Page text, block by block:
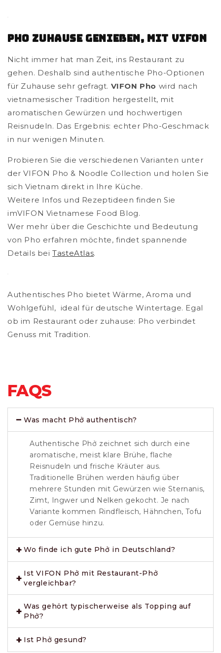
Pho Zuhause Genießen, Mit VIFON
Nicht immer hat man Zeit, ins Restaurant zu
gehen. Deshalb sind authentische Pho-Optionen
für Zuhause sehr gefragt. VIFON Pho wird nach
vietnamesischer Tradition hergestellt, mit
aromatischen Gewürzen und hochwertigen
Reisnudeln. Das Ergebnis: echter Pho-Geschmack
in nur wenigen Minuten.
Probieren Sie die verschiedenen Varianten unter
der VIFON Pho & Noodle Collection und holen Sie
sich Vietnam direkt in Ihre Küche.
Weitere Infos und Rezeptideen finden Sie
imVIFON Vietnamese Food Blog.
Wer mehr über die Geschichte und Bedeutung
von Pho erfahren möchte, findet spannende
Details beiTasteAtlas.
Authentisches Pho bietet Wärme, Aroma und
Wohlgefühl, ideal für deutsche Wintertage. Egal
ob im Restaurant oder zuhause: Pho verbindet
Genuss mit Tradition.
FAQS
Was macht Phở authentisch?
Authentische Phở zeichnet sich durch eine
aromatische, meist klare Brühe, flache
Reisnudeln und frische Kräuter aus.
Traditionelle Brühen werden häufig über
mehrere Stunden mit Gewürzen wie Sternanis,
Zimt, Ingwer und Nelken gekocht. Je nach
Variante kommen Rindfleisch, Hähnchen, Tofu
oder Gemüse hinzu.
Wo finde ich gute Phở in Deutschland?
Ist VIFON Phở mit Restaurant-Phở
vergleichbar?
Was gehört typischerweise als Topping auf
Phở?
Ist Phở gesund?